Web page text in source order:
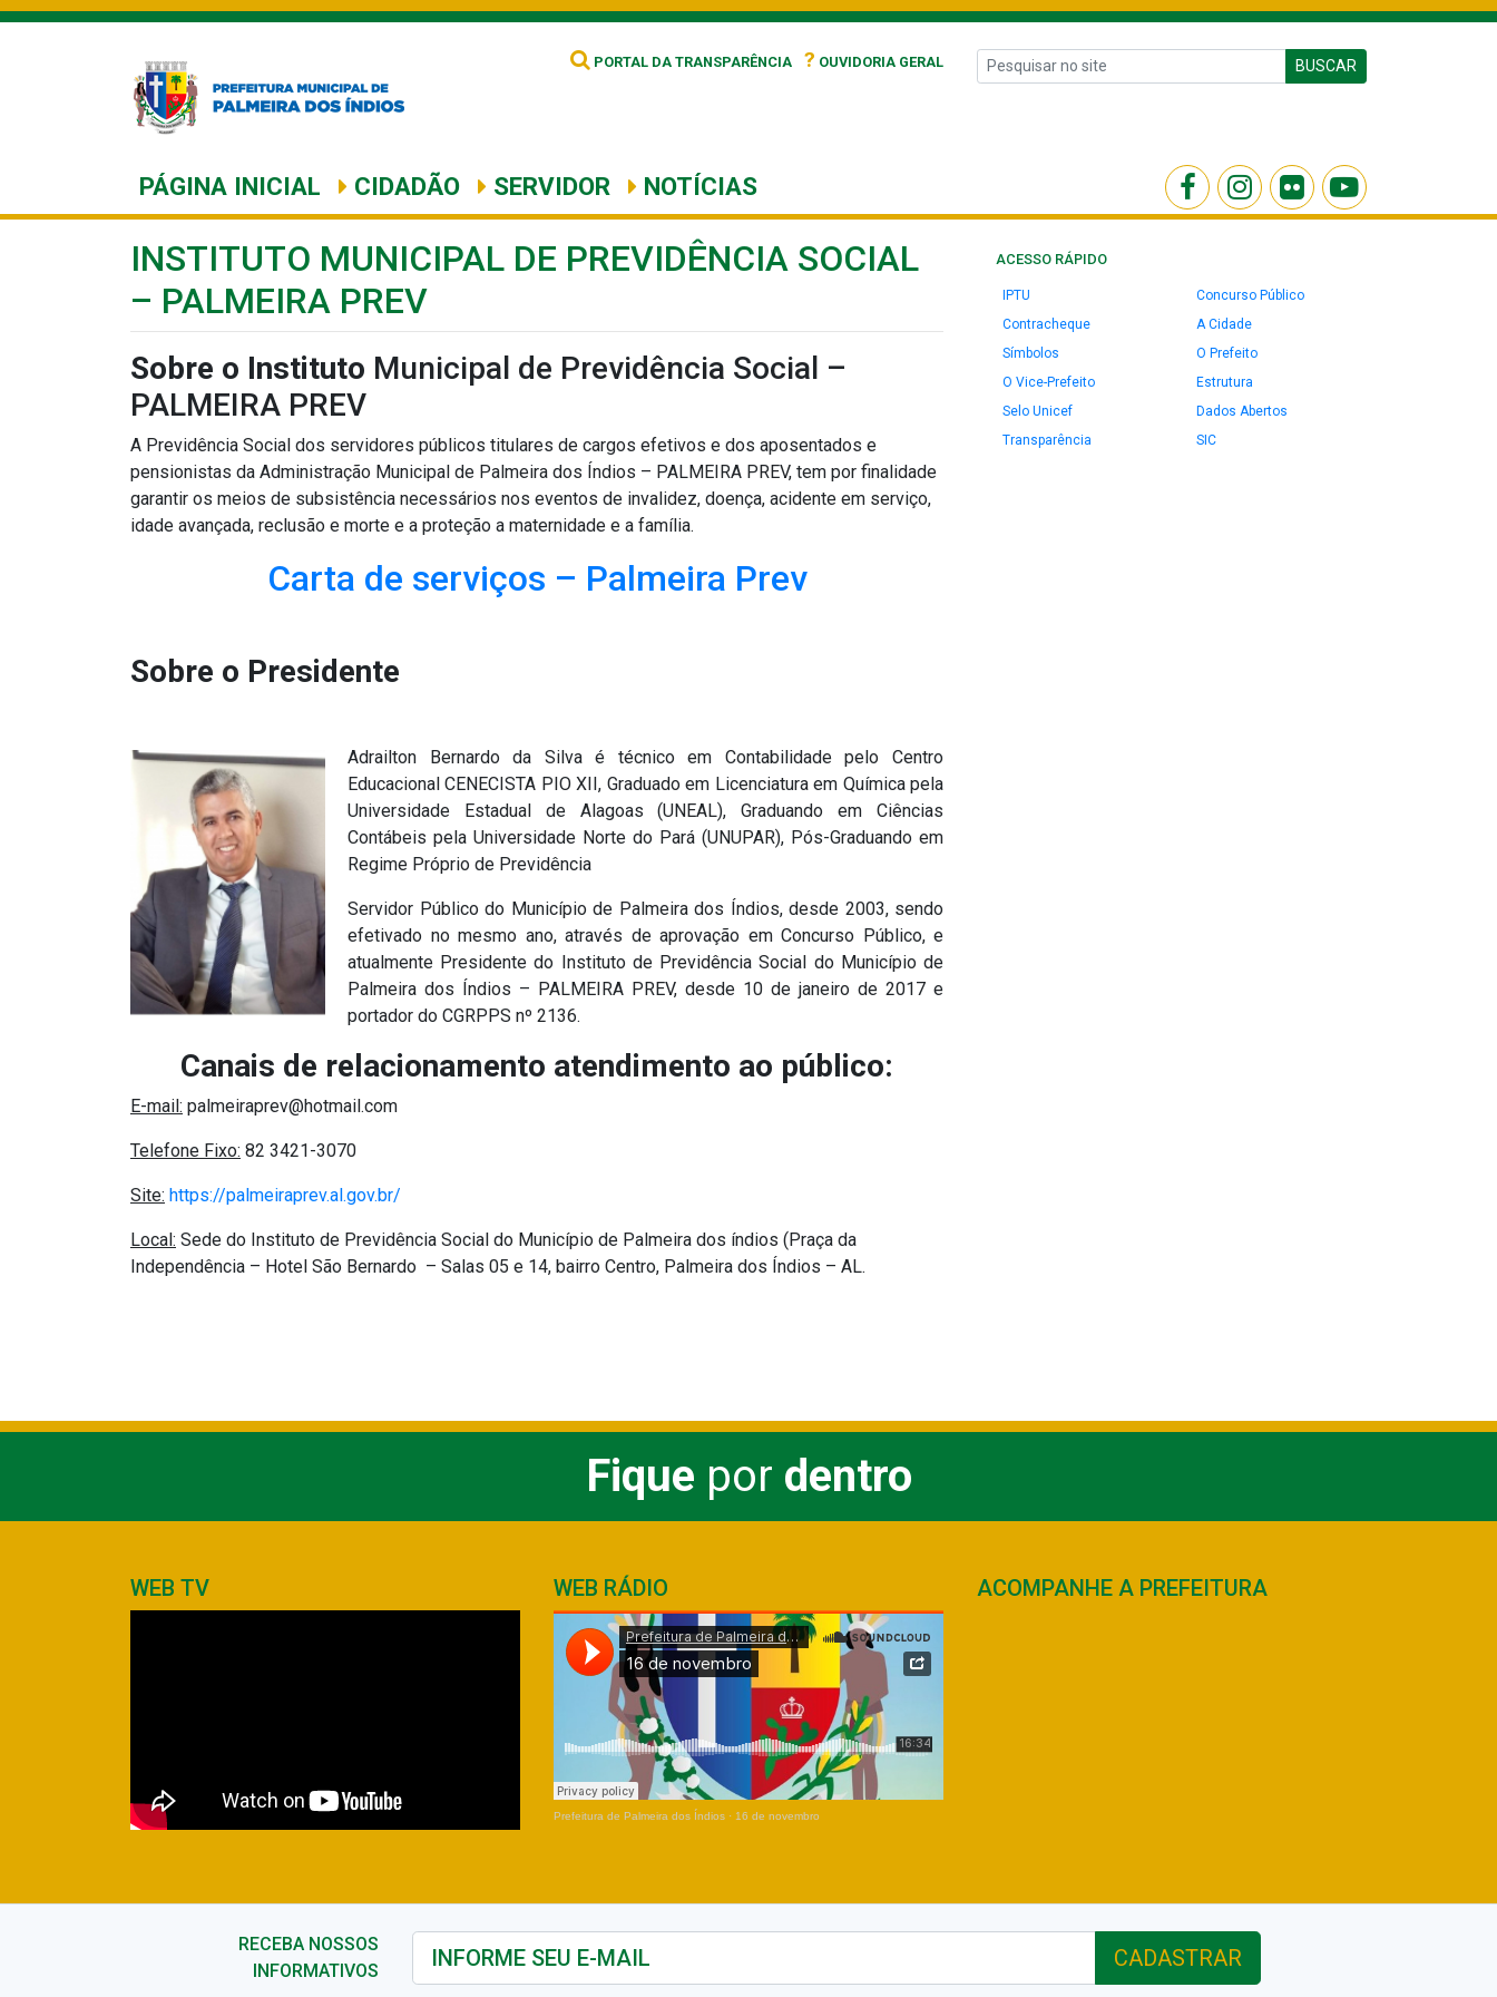
PORTAL DA TRANSPARÊNCIA ? OUVIDORIA GERAL BUSCAR
PÁGINA INICIAL CIDADÃO SERVIDOR NOTÍCIAS
INSTITUTO MUNICIPAL DE PREVIDÊNCIA SOCIAL
– PALMEIRA PREV
Sobre o Instituto Municipal de Previdência Social –
PALMEIRA PREV
A Previdência Social dos servidores públicos titulares de cargos efetivos e dos aposentados e
pensionistas da Administração Municipal de Palmeira dos Índios – PALMEIRA PREV, tem por finalidade
garantir os meios de subsistência necessários nos eventos de invalidez, doença, acidente em serviço,
idade avançada, reclusão e morte e a proteção a maternidade e a família.
Carta de serviços – Palmeira Prev
Sobre o Presidente
Adrailton Bernardo da Silva é técnico em Contabilidade pelo Centro
Educacional CENECISTA PIO XII, Graduado em Licenciatura em Química pela
Universidade Estadual de Alagoas (UNEAL), Graduando em Ciências
Contábeis pela Universidade Norte do Pará (UNUPAR), Pós-Graduando em
Regime Próprio de Previdência
Servidor Público do Município de Palmeira dos Índios, desde 2003, sendo
efetivado no mesmo ano, através de aprovação em Concurso Público, e
atualmente Presidente do Instituto de Previdência Social do Município de
Palmeira dos Índios – PALMEIRA PREV, desde 10 de janeiro de 2017 e
portador do CGRPPS nº 2136.
Canais de relacionamento atendimento ao público:
E-mail: palmeiraprev@hotmail.com
Telefone Fixo: 82 3421-3070
Site: https://palmeiraprev.al.gov.br/
Local: Sede do Instituto de Previdência Social do Município de Palmeira dos índios (Praça da
Independência – Hotel São Bernardo – Salas 05 e 14, bairro Centro, Palmeira dos Índios – AL.
ACESSO RÁPIDO
IPTU
Concurso Público
Contracheque
A Cidade
Símbolos
O Prefeito
O Vice-Prefeito
Estrutura
Selo Unicef
Dados Abertos
Transparência
SIC
Fique por dentro
WEB TV WEB RÁDIO
Prefeitura de Palmeira dos Índios · 16 de novembro
ACOMPANHE A PREFEITURA
RECEBA NOSSOS
INFORMATIVOS
CADASTRAR